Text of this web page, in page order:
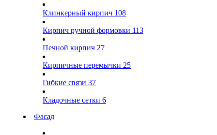
Клинкерный кирпич 108
Кирпич ручной формовки 113
Печной кирпич 27
Кирпичные перемычки 25
Гибкие связи 37
Кладочные сетки 6
Фасад